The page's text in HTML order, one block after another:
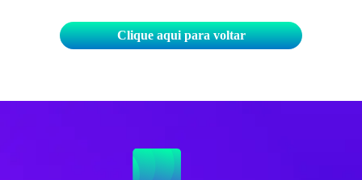
Clique aqui para voltar